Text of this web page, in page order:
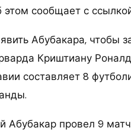
сообщает с
Абубакара, чтобы
Криштиану
составляет 8
провел 9